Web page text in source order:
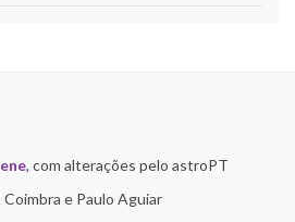
, com alterações pelo astroPT
e Paulo Aguiar